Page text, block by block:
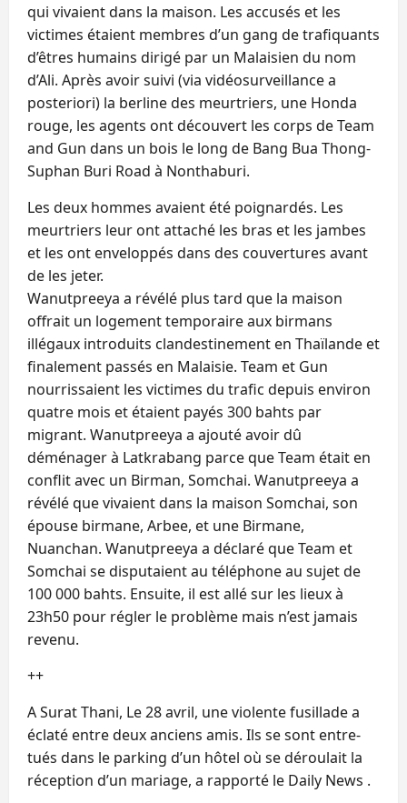
qui vivaient dans la maison. Les accusés et les
victimes étaient membres d’un gang de trafiquants
d’êtres humains dirigé par un Malaisien du nom
d’Ali. Après avoir suivi (via vidéosurveillance a
posteriori) la berline des meurtriers, une Honda
rouge, les agents ont découvert les corps de Team
and Gun dans un bois le long de Bang Bua Thong-
Suphan Buri Road à Nonthaburi.
Les deux hommes avaient été poignardés. Les
meurtriers leur ont attaché les bras et les jambes
et les ont enveloppés dans des couvertures avant
de les jeter.
Wanutpreeya a révélé plus tard que la maison
offrait un logement temporaire aux birmans
illégaux introduits clandestinement en Thaïlande et
finalement passés en Malaisie. Team et Gun
nourrissaient les victimes du trafic depuis environ
quatre mois et étaient payés 300 bahts par
migrant. Wanutpreeya a ajouté avoir dû
déménager à Latkrabang parce que Team était en
conflit avec un Birman, Somchai. Wanutpreeya a
révélé que vivaient dans la maison Somchai, son
épouse birmane, Arbee, et une Birmane,
Nuanchan. Wanutpreeya a déclaré que Team et
Somchai se disputaient au téléphone au sujet de
100 000 bahts. Ensuite, il est allé sur les lieux à
23h50 pour régler le problème mais n’est jamais
revenu.
++
A Surat Thani, Le 28 avril, une violente fusillade a
éclaté entre deux anciens amis. Ils se sont entre-
tués dans le parking d’un hôtel où se déroulait la
réception d’un mariage, a rapporté le Daily News .